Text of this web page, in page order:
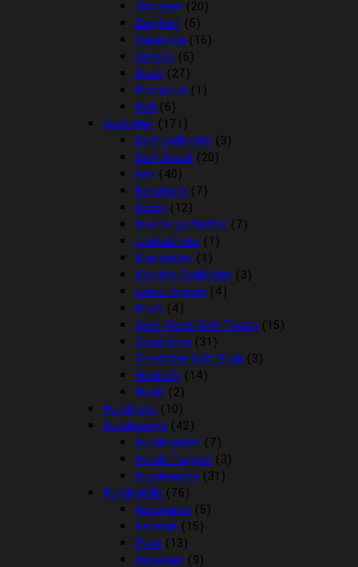
Chicopee (20)
Easybarf (5)
Eukanuba (16)
Genesis (6)
Mush (27)
Pronature (1)
Rafi (6)
Godbidder (171)
Barf godbidder (3)
Barf Snack (20)
Ben (40)
Benebone (7)
Boxby (12)
Diverse godbidder (7)
Julekalender (1)
Kiwi walker (1)
Kornfrie Godbidder (3)
Lakse Krønch (4)
Mush (4)
Semi Moist Soft Treats (15)
TreatTime (31)
Treattime Soft Snak (3)
Vitakraft (14)
Woolf (2)
Hunde sko (10)
Hundesenge (42)
Hunde puder (7)
Hunde Tæpper (3)
Hundesenge (31)
Hundeskåle (76)
Automater (5)
Keramik (15)
Plast (13)
Rejsesæt (9)